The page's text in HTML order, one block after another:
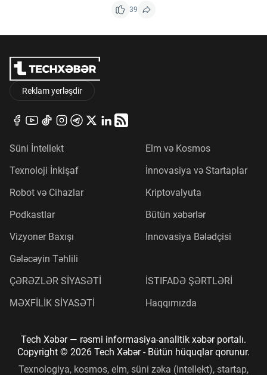
39
Reklam yerləşdir
Süni İntellekt
Elm və Kosmos
Texnoloji İnkişaf
İnnovasiya və Startaplar
Robot və Cihazlar
Kriptovalyuta
Podkastlar
Bütün xəbərlər
Vizyoner Baxışı
Innovasiya Bələdçisi
Gələcəyin Təhlili
ÇƏRƏZLƏR SİYASƏTİ
İSTIFADƏ ŞƏRTLƏRİ
MƏXFİLİK SİYASƏTİ
Haqqımızda
Tech Xəbər— rəsmi informasiya-analitik xəbər portalı.
Copyright © 2026 Tech Xəbər- Bütün hüquqlar qorunur.
Texnologiya, kosmos, elm, süni zəka (intellekt), startap,